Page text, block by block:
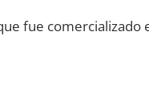
fue comercializado